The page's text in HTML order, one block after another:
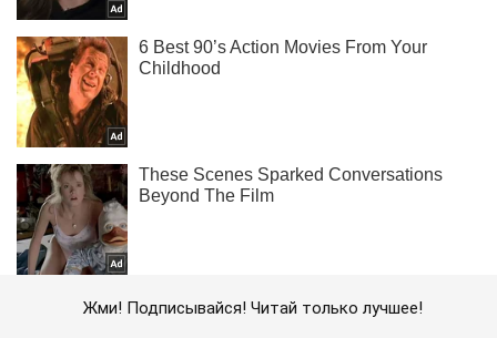
Жми! Подписывайся! Читай только лучшее!